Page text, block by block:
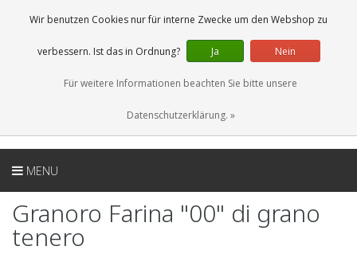
0 Artikel
DE
MENU
Granoro Farina "00" di grano
tenero
Wir benutzen Cookies nur für interne Zwecke um den Webshop zu
verbessern. Ist das in Ordnung? Ja Nein
Für weitere Informationen beachten Sie bitte unsere
Datenschutzerklärung. »